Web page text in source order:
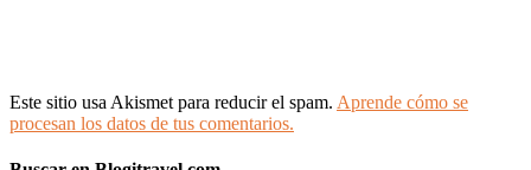
Este sitio usa Akismet para reducir el spam. Aprende cómo se
procesan los datos de tus comentarios.